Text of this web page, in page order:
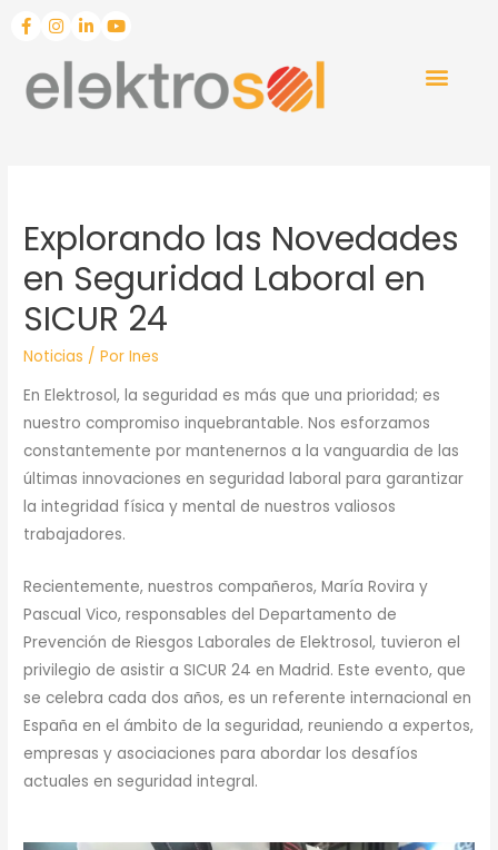
Explorando las Novedades
en Seguridad Laboral en
SICUR 24
Noticias / PorInes
En Elektrosol, la seguridad es más que una prioridad; es
nuestro compromiso inquebrantable. Nos esforzamos
constantemente por mantenernos a la vanguardia de las
últimas innovaciones en seguridad laboral para garantizar
la integridad física y mental de nuestros valiosos
trabajadores.
Recientemente, nuestros compañeros, María Rovira y
Pascual Vico, responsables del Departamento de
Prevención de Riesgos Laborales de Elektrosol, tuvieron el
privilegio de asistir a SICUR 24 en Madrid. Este evento, que
se celebra cada dos años, es un referente internacional en
España en el ámbito de la seguridad, reuniendo a expertos,
empresas y asociaciones para abordar los desafíos
actuales en seguridad integral.